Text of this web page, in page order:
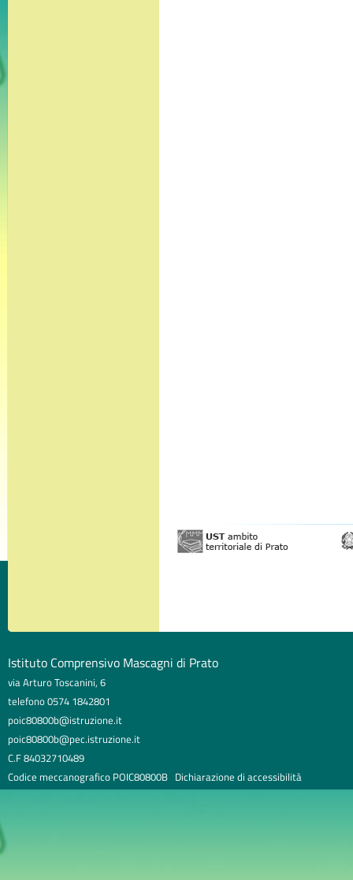
Istituto Comprensivo Mascagni di Prato
via Arturo Toscanini, 6
telefono 0574 1842801
poic80800b@istruzione.it
poic80800b@pec.istruzione.it
C.F 84032710489
Codice meccanografico POIC80800B Dichiarazione di accessibilità